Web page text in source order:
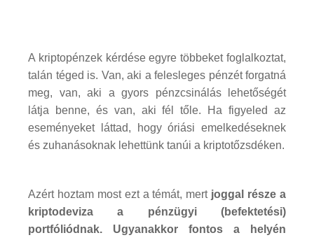
A kriptopénzek kérdése egyre többeket foglalkoztat,
talán téged is. Van, aki a felesleges pénzét forgatná
meg, van, aki a gyors pénzcsinálás lehetőségét
látja benne, és van, aki fél tőle. Ha figyeled az
eseményeket láttad, hogy óriási emelkedéseknek
és zuhanásoknak lehettünk tanúi a kriptotőzsdéken.
Azért hoztam most ezt a témát, mert joggal része a
kriptodeviza a pénzügyi (befektetési)
portfóliódnak. Ugyanakkor fontos a helyén